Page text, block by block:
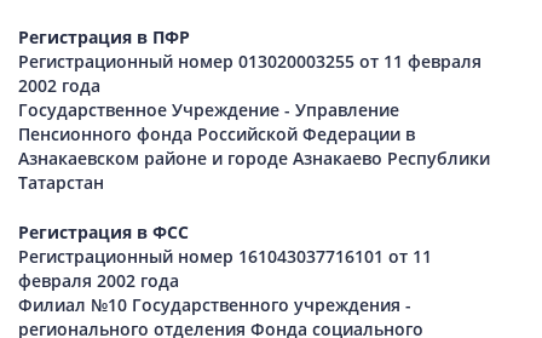
Регистрация в ПФР
Регистрационный номер 013020003255 от 11 февраля
2002 года
Государственное Учреждение - Управление
Пенсионного фонда Российской Федерации в
Азнакаевском районе и городе Азнакаево Республики
Татарстан
Регистрация в ФСС
Регистрационный номер 161043037716101 от 11
февраля 2002 года
Филиал №10 Государственного учреждения -
регионального отделения Фонда социального